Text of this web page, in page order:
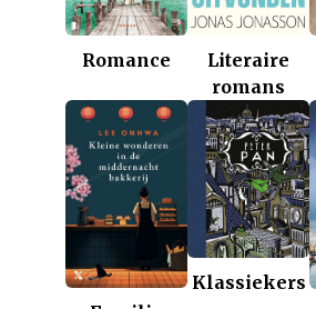
Romance
Literaire
romans
Klassiekers